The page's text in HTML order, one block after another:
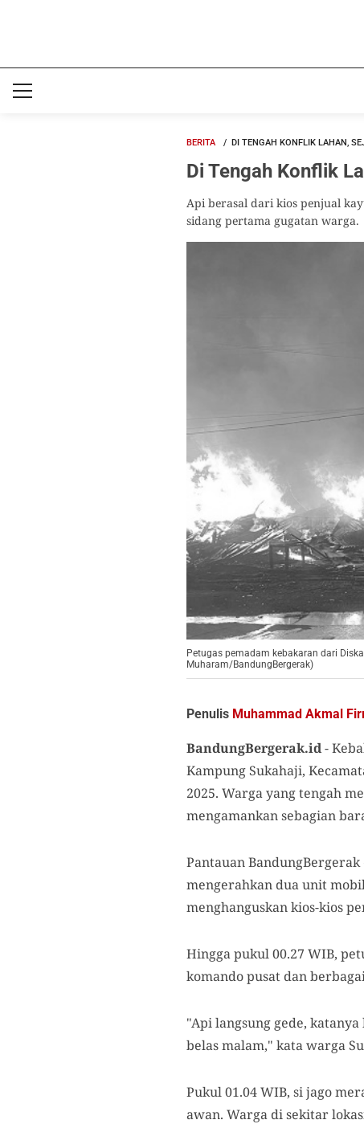
BERITA DI TENGAH KONFLIK LAHAN,
Di Tengah Konflik
Api berasal dari kios penjual
sidang pertama gugatan warga.
Petugas pemadam kebakaran dari
Muharam/BandungBergerak)
Penulis Muhammad Akmal
BandungBergerak.id-
Kampung Sukahaji,
2025. Warga yang tengah
mengamankan sebagian
Pantauan
mengerahkan dua unit
menghanguskan kios-kios
Hingga pukul 00.27 WIB,
komando pusat dan
"Api langsung gede,
belas malam," kata warga
Pukul 01.04 WIB, si jago
awan. Warga di sekitar